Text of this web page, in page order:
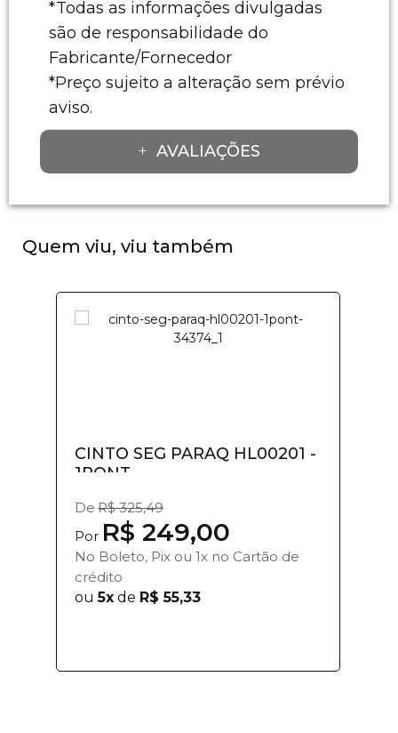
*Todas as informações divulgadas
são de responsabilidade do
Fabricante/Fornecedor
*Preço sujeito a alteração sem prévio
aviso.
AVALIAÇÕES
Quem viu, viu também
CINTO SEG PARAQ HL00201 -
1PONT
De R$ 325,49
Por R$ 249,00
No Boleto, Pix ou 1x no Cartão de
crédito
ou5x de R$ 55,33